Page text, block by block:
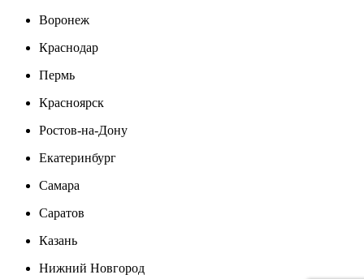
Воронеж
Краснодар
Пермь
Красноярск
Ростов-на-Дону
Екатеринбург
Самара
Саратов
Казань
Нижний Новгород